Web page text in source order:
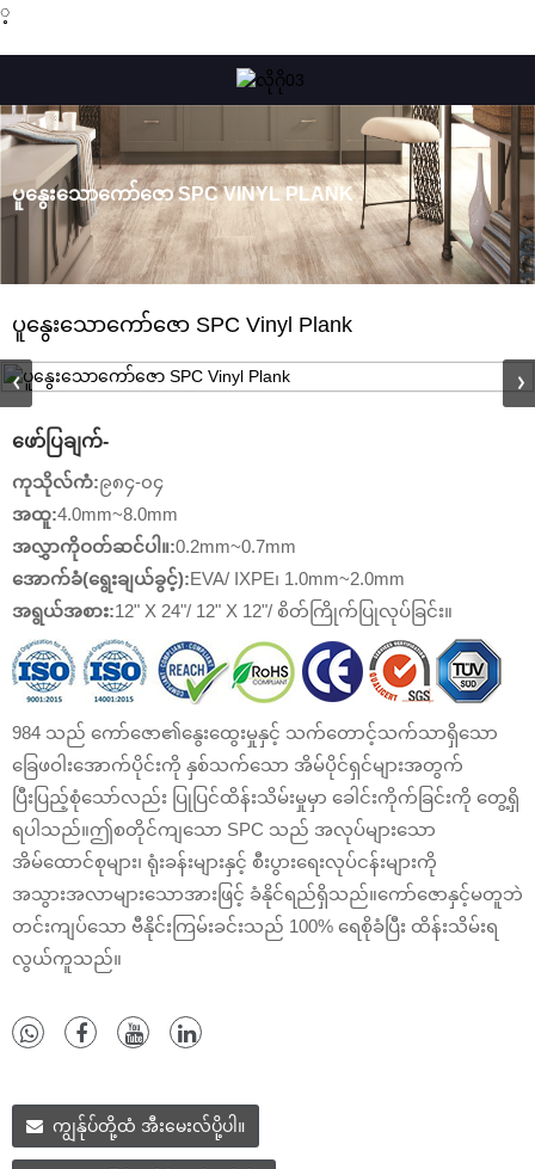
့
ပူနွေးသောကော်ဇော SPC VINYL PLANK
ပူနွေးသောကော်ဇော SPC Vinyl Plank
ဖော်ပြချက်-
ကုသိုလ်ကံ:၉၈၄-၀၄
အထူ:4.0mm~8.0mm
အလွှာကိုဝတ်ဆင်ပါ။:0.2mm~0.7mm
အောက်ခံ(ရွေးချယ်ခွင့်):EVA/ IXPE၊ 1.0mm~2.0mm
အရွယ်အစား:12" X 24"/ 12" X 12"/ စိတ်ကြိုက်ပြုလုပ်ခြင်း။
984 သည် ကော်ဇော၏နွေးထွေးမှုနှင့် သက်တောင့်သက်သာရှိသော
ခြေဖဝါးအောက်ပိုင်းကို နှစ်သက်သော အိမ်ပိုင်ရှင်များအတွက်
ပြီးပြည့်စုံသော်လည်း ပြုပြင်ထိန်းသိမ်းမှုမှာ ခေါင်းကိုက်ခြင်းကို တွေ့ရှိ
ရပါသည်။ဤစတိုင်ကျသော SPC သည် အလုပ်များသော
အိမ်ထောင်စုများ၊ ရုံးခန်းများနှင့် စီးပွားရေးလုပ်ငန်းများကို
အသွားအလာများသောအားဖြင့် ခံနိုင်ရည်ရှိသည်။ကော်ဇောနှင့်မတူဘဲ
တင်းကျပ်သော ဗီနိုင်းကြမ်းခင်းသည် 100% ရေစိုခံပြီး ထိန်းသိမ်းရ
လွယ်ကူသည်။
ကျွန်ုပ်တို့ထံ အီးမေးလ်ပို့ပါ။